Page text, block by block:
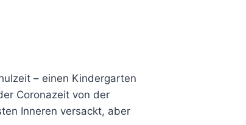
– einen Kindergarten
Coronazeit von der
Inneren versackt, aber